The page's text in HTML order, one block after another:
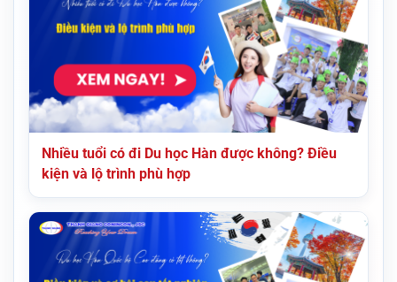
Nhiều tuổi có đi Du học Hàn được không? Điều
kiện và lộ trình phù hợp